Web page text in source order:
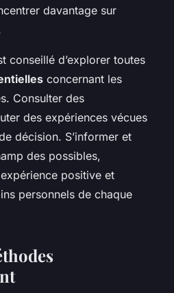
davantage sur
conseillé d’explorer toutes
concernant les
Consulter des
des expériences vécues
décision. S’informer et
des possibles,
expérience positive et
personnels de chaque